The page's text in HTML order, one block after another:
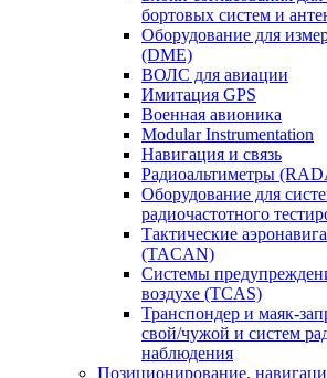
бортовых систем и
Оборудование для
(DME)
ВОЛС для авиации
Имитация GPS
Военная авионика
Modular Instrumentation
Навигация и связь
Радиоальтиметры
Оборудование для
радиочастотного
Тактические
(TACAN)
Системы
воздухе (TCAS)
Транспондер и маяк-
свой/чужой и систем
наблюдения
Позиционирование,